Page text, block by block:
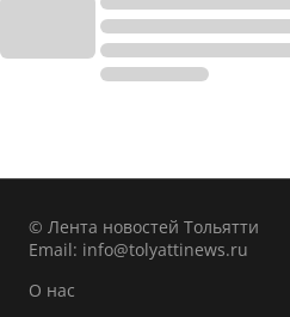
© Лента новостей Тольятти
Email: info@tolyattinews.ru
О нас